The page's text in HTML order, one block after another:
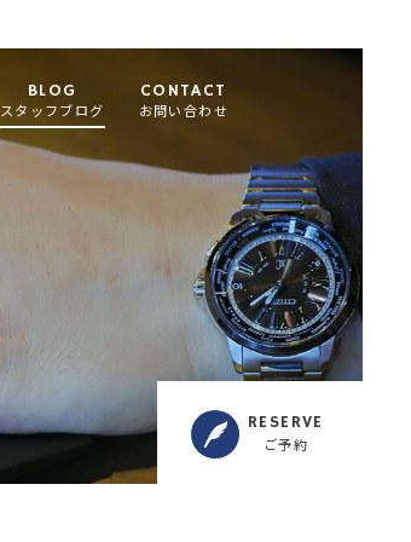
BLOG
スタッフブログ
CONTACT
お問い合わせ
RESERVE
ご予約